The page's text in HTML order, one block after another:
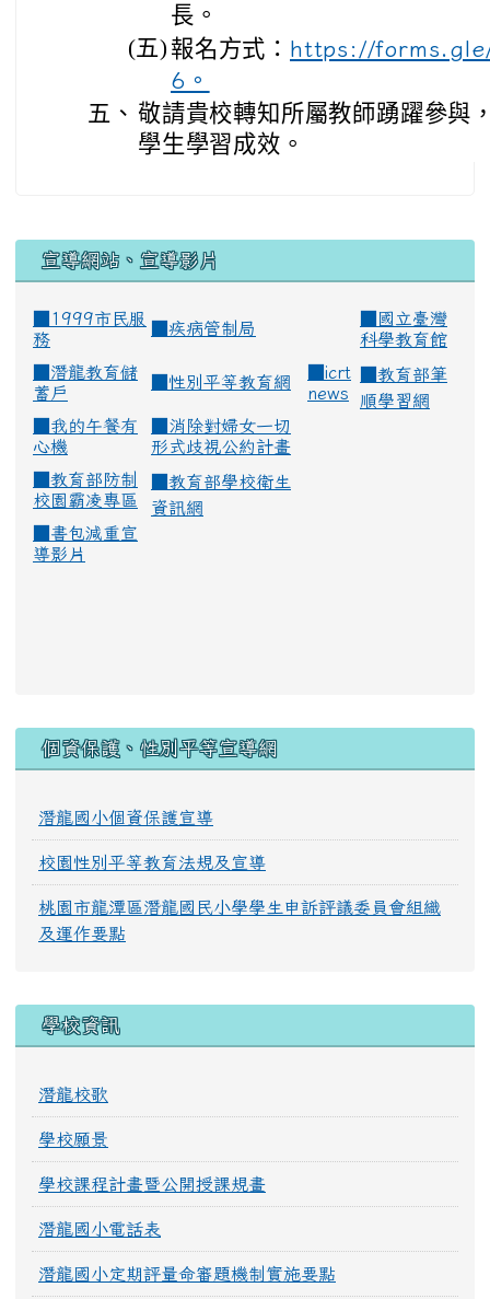
長。
(五) 報名方式： https://
6。
五、 敬請貴校轉知所屬教師踴躍參與
學生學習成效。
宣導網站、宣導影片
■1999市民服
務
疾病管制局
國立臺灣
科學教育館
潛龍教育儲
蓄戶
性別平等教育網
icrt
news
教育部筆
順學習網
我的午餐有
心機
消除對婦女一切
形式歧視公約計畫
教育部防制
校園霸凌專區
教育部學校衛生
資訊網
書包減重宣
導影片
個資保護、性別平等宣導網
潛龍國小個資保護宣導
校園性別平等教育法規及宣導
桃園市龍潭區潛龍國民小學學生申訴評議委員會組織
及運作要點
學校資訊
潛龍校歌
學校願景
學校課程計畫暨公開授課規畫
潛龍國小電話表
潛龍國小定期評量命審題機制實施要點